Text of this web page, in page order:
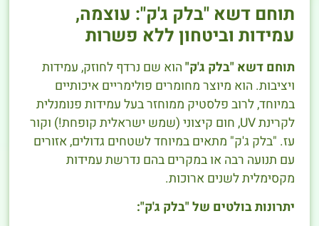
תוחם דשא "בלק ג'ק": עוצמה,
עמידות וביטחון ללא פשרות
תוחם דשא "בלק ג'ק" הוא שם נרדף לחוזק, עמידות
ויציבות. הוא מיוצר מחומרים פולימריים איכותיים
במיוחד, לרוב פלסטיק ממוחזר בעל עמידות פנומנלית
לקרינת UV, חום קיצוני (שמש ישראלית קופחת!) וקור
עז. "בלק ג'ק" מתאים במיוחד לשטחים גדולים, אזורים
עם תנועה רבה או במקרים בהם נדרשת עמידות
מקסימלית לשנים ארוכות.
יתרונות בולטים של "בלק ג'ק":